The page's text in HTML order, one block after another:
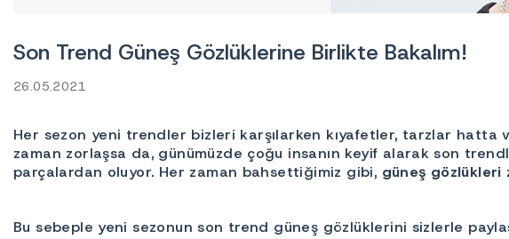
Son Trend Güneş Gözlüklerine Birlikte Bakalım!
26.05.2021
Her sezon yeni trendler bizleri karşılarken kıyafetler, tarzlar
zaman zorlaşsa da, günümüzde çoğu insanın keyif alarak son
parçalardan oluyor. Her zaman bahsettiğimiz gibi, güneş gözlükleri
Bu sebeple yeni sezonun son trend güneş gözlüklerini sizlerle